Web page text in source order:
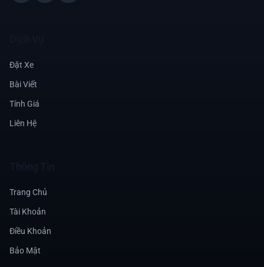
Đặt Xe
Bài Viết
Tính Giá
Liên Hệ
Trang Chủ
Tài Khoản
Điều Khoản
Bảo Mật